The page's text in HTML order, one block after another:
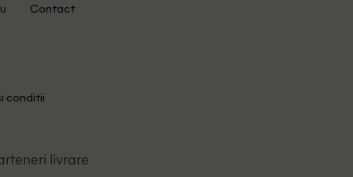
Contact
conditii
livrare